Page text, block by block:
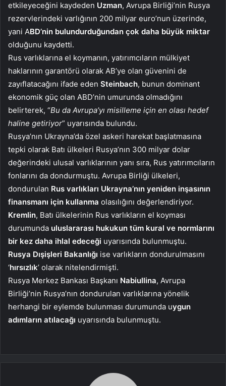
etkileyeceğini kaydeden Uzman, Avrupa Birliği’nin Rusya
rezervlerindeki varlığının 200 milyar euro’nun üzerinde,
yani ABD’nin bulundurduğundan çok daha büyük miktar
olduğunu kaydetti.
Rus varlıklarına el koymanın, yatırımcıların mülkiyet
haklarının garantörü olarak AB’ye olan güvenini de
zayıflatacağını ifade eden Steinbach, bunun dominant
ekonomik güç olan ABD’nin umurunda olmadığını
belirterek, “Bu da Avrupa’yı misilleme için en olası hedef
haline getiriyor” uyarısında bulundu.
Rusya’nın Ukrayna’da özel askeri harekat başlatmasına
tepki olarak Batı ülkeleri Rusya’nın 300 milyar dolar
değerindeki ulusal varlıklarının yanı sıra, Rus yatırımcıların
fonlarını da dondurmuştu. Avrupa Birliği ülkeleri,
dondurulan Rus varlıkları Ukrayna’nın yeniden inşasının
finansmanı için kullanma olasılığını değerlendiriyor.
Kremlin, Batı ülkelerinin Rus varlıkların el koyması
durumunda uluslararası hukukun tüm kural ve normlarını
bir kez daha ihlal edeceği uyarısında bulunmuştu.
Rusya Dışişleri Bakanlığı ise varlıkların dondurulmasını
‘hırsızlık’ olarak nitelendirmişti.
Rusya Merkez Bankası Başkanı Nabiullina, Avrupa
Birliği’nin Rusya’nın dondurulan varlıklarına yönelik
herhangi bir eylemde bulunması durumunda uygun
adımların atılacağı uyarısında bulunmuştu.